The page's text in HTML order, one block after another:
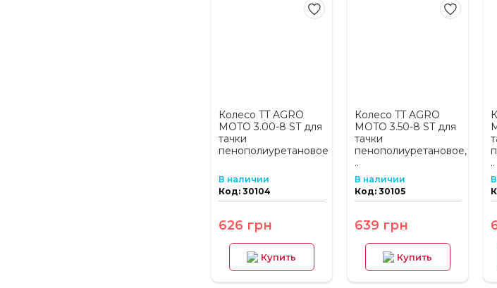
Колесо TT AGRO
MOTO 3.00-8 ST для
тачки
пенополиуретановое
В наличии
Код: 30104
626 грн
Купить
Колесо TT AGRO
MOTO 3.50-8 ST для
тачки
пенополиуретановое,
..
В наличии
Код: 30105
639 грн
Купить
..